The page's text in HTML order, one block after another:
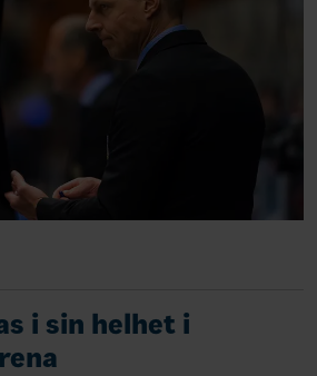
i sin helhet i